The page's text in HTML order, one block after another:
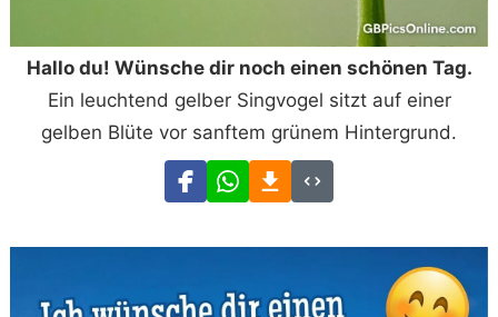
Hallo du! Wünsche dir noch einen schönen Tag.
Ein leuchtend gelber Singvogel sitzt auf einer
gelben Blüte vor sanftem grünem Hintergrund.